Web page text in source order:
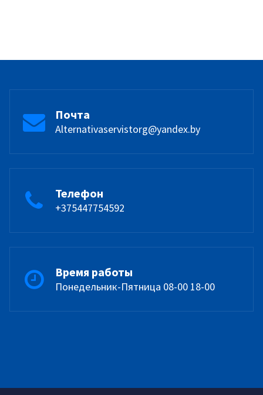
Почта
Alternativaservistorg@yandex.by
Телефон
+375447754592
Время работы
Понедельник-Пятница 08-00 18-00